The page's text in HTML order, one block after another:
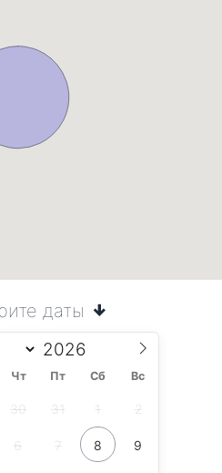
даты
Чт Пт Сб Вс
30 31 1 2
6 7 8 9